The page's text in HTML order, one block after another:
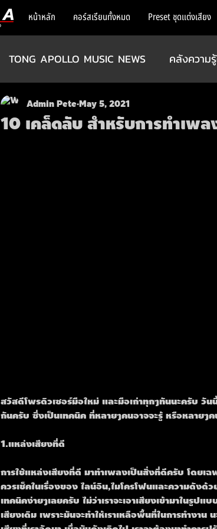
หน้าหลัก คอร์สเรียนทั้งหมด Preset ชุดแต่งเสียง
TONG APOLLO MUSIC NEWS คลังความ
10 เคล็ดลับ สำหรับการทำเพล
Admin Pete May 5, 2021
สวัสดีโพรดิวเซอร์มือใหม่ และมือเก่าทุกๆทันนะครับ วั
กันครับ ซึ่งเป็นเทคนิค ที่หลายๆคนอาจจะรู้ หรือหลายๆ
1.แหล่งเสียงที่ดี
การใช้แหล่งเสียงที่ดี มาทำเพลงเป็นสิ่งที่ดีครับ โดยเ
ควรเช็คในเรื่องของ ไลน์อิน,ไมโครโฟนและความดังด้ว
เทคนิคง่ายๆเลยครับ ไม่ว่าเราจะเอาเสียงเข้ามาใน
เสียงเดิม เพราะมันจะทำให้เราเหลือพื้นที่ในการทำงาน